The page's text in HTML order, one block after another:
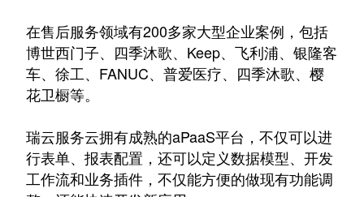
在售后服务领域有200多家大型企业案例，包括
博世西门子、四季沐歌、Keep、飞利浦、银隆客
车、徐工、FANUC、普爱医疗、四季沐歌、樱
花卫橱等。
瑞云服务云拥有成熟的aPaaS平台，不仅可以进
行表单、报表配置，还可以定义数据模型、开发
工作流和业务插件，不仅能方便的做现有功能调